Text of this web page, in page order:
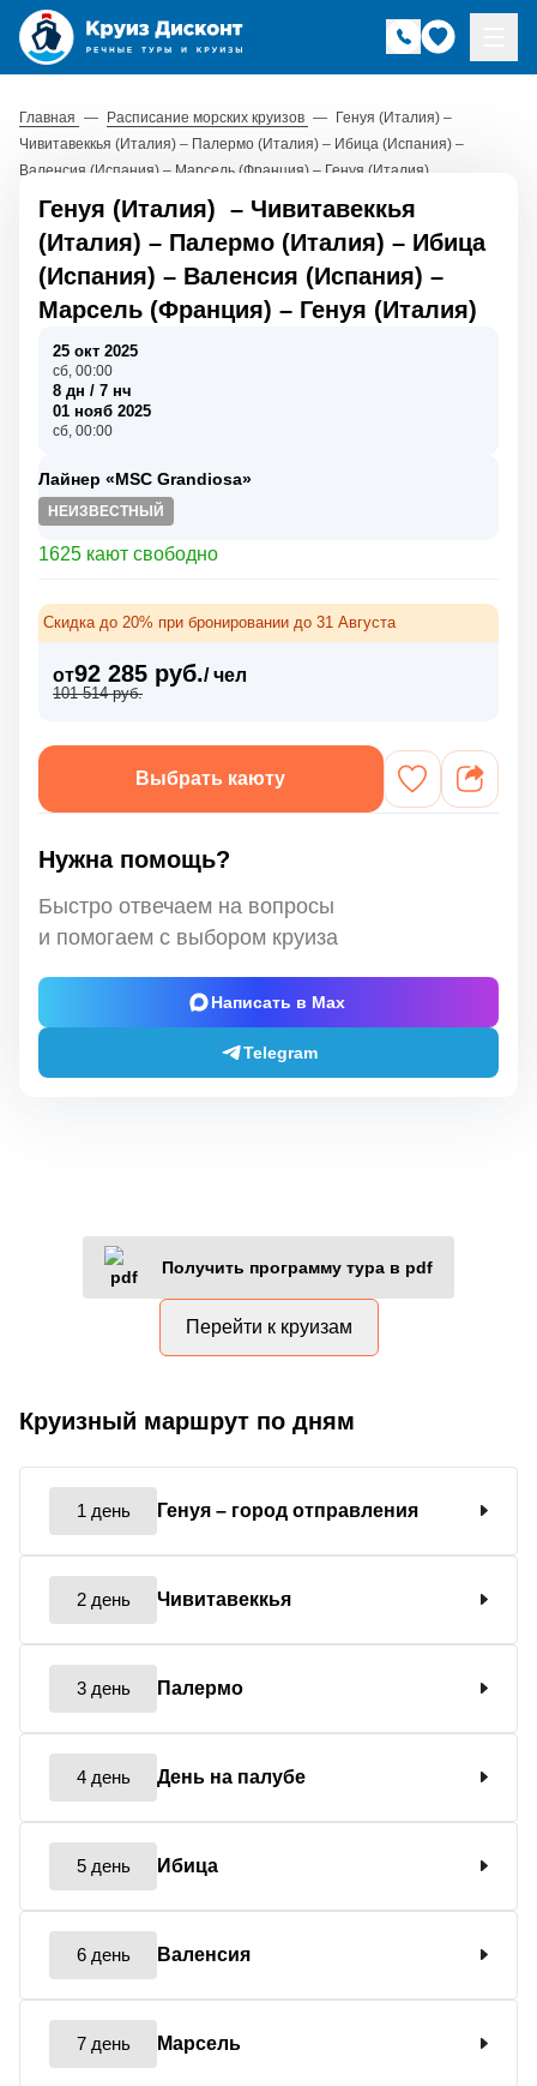
Главная — Расписание морских круизов — Генуя (Италия) –
Чивитавеккья (Италия) – Палермо (Италия) – Ибица (Испания) –
Валенсия (Испания) – Марсель (Франция) – Генуя (Италия)
Генуя (Италия) – Чивитавеккья
(Италия) – Палермо (Италия) – Ибица
(Испания) – Валенсия (Испания) –
Марсель (Франция) – Генуя (Италия)
25 окт 2025
сб, 00:00
8 дн / 7 нч
01 нояб 2025
сб, 00:00
Лайнер «MSC Grandiosa»
НЕИЗВЕСТНЫЙ
1625 кают свободно
Скидка до 20% при бронировании до 31 Августа
от92 285 руб./ чел
101 514 руб.
Выбрать каюту
Нужна помощь?
Быстро отвечаем на вопросы
и помогаем с выбором круиза
Написать в Max
Telegram
Получить программу тура в pdf
Перейти к круизам
Круизный маршрут по дням
1 день Генуя – город отправления
2 день Чивитавеккья
3 день Палермо
4 день День на палубе
5 день Ибица
6 день Валенсия
7 день Марсель